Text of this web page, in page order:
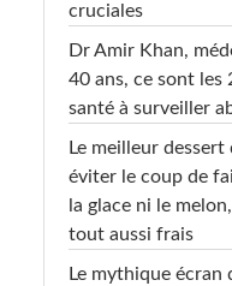
cruciales
Dr Amir Khan,
40 ans, ce sont les
santé à surveiller
Le meilleur
éviter le coup de
la glace ni le
tout aussi frais
Le mythique écran